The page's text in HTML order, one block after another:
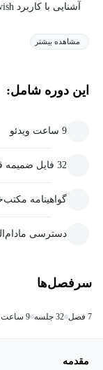
آشنایی با کاربرد wish
مشاهده بیشتر
این دوره شامل:
9 ساعت ویدئو
32 فایل ضمیمه قابل دانلود
گواهینامه
دسترسی
سرفصل‌ها
7 فصل 32 جلسه 9 ساعت ویدیو
مقدمه